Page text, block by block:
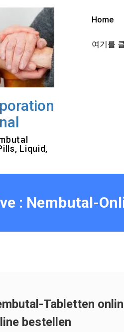
Liquid,
Home
여기를
: Nembutal-
Tabletten
bestellen